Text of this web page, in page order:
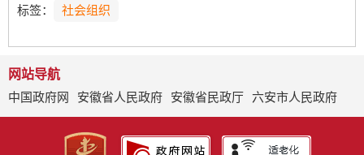
标签： 社会组织
网站导航
中国政府网
安徽省人民政府 安徽省民政厅 六安市人民政府